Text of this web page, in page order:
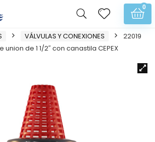
0
VÁLVULAS Y CONEXIONES
22019
de 1 1/2″ con canastila CEPEX